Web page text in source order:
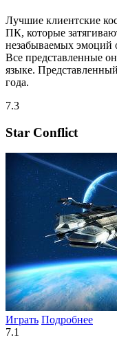
Лучшие клиентские
ПК, которые
незабываемых эмоций
Все представленные
языке.
года.
7.3
Star Conflict
Играть Подробнее
7.1